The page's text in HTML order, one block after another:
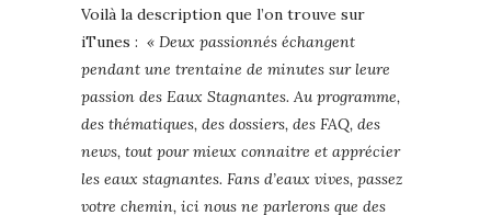
Voilà la description que l’on trouve sur
iTunes : « Deux passionnés échangent
pendant une trentaine de minutes sur leure
passion des Eaux Stagnantes. Au programme,
des thématiques, des dossiers, des FAQ, des
news, tout pour mieux connaitre et apprécier
les eaux stagnantes. Fans d’eaux vives, passez
votre chemin, ici nous ne parlerons que des